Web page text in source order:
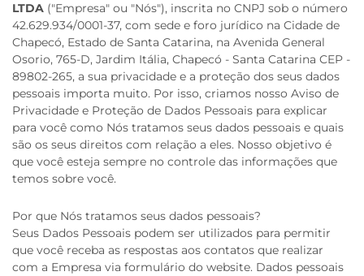
LTDA ("Empresa" ou "Nós"), inscrita no CNPJ sob o número
42.629.934/0001-37, com sede e foro jurídico na Cidade de
Chapecó, Estado de Santa Catarina, na Avenida General
Osorio, 765-D, Jardim Itália, Chapecó - Santa Catarina CEP -
89802-265, a sua privacidade e a proteção dos seus dados
pessoais importa muito. Por isso, criamos nosso Aviso de
Privacidade e Proteção de Dados Pessoais para explicar
para você como Nós tratamos seus dados pessoais e quais
são os seus direitos com relação a eles. Nosso objetivo é
que você esteja sempre no controle das informações que
temos sobre você.
Por que Nós tratamos seus dados pessoais?
Seus Dados Pessoais podem ser utilizados para permitir
que você receba as respostas aos contatos que realizar
com a Empresa via formulário do website. Dados pessoais